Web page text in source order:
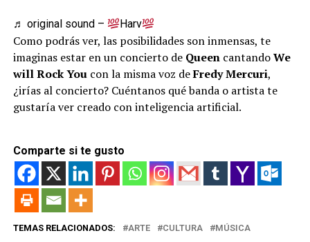
♬ original sound – Harv
Como podrás ver, las posibilidades son inmensas, te
imaginas estar en un concierto de Queen cantandoWe
will Rock Youcon la misma voz deFredy Mercuri,
¿irías al concierto? Cuéntanos qué banda o artista te
gustaría ver creado con inteligencia artificial.
Comparte si te gusto
TEMAS RELACIONADOS: ARTE CULTURA MÚSICA